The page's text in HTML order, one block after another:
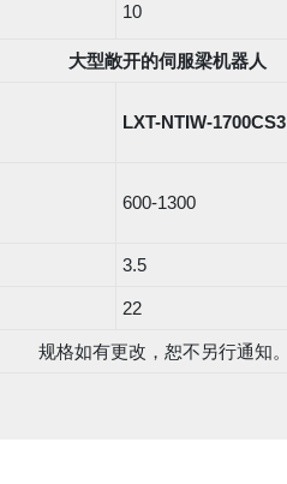
10
大型敞开的伺服梁机器人
LXT-NTIW-1700CS3
600-1300
3.5
22
规格如有更改，恕不另行通知。